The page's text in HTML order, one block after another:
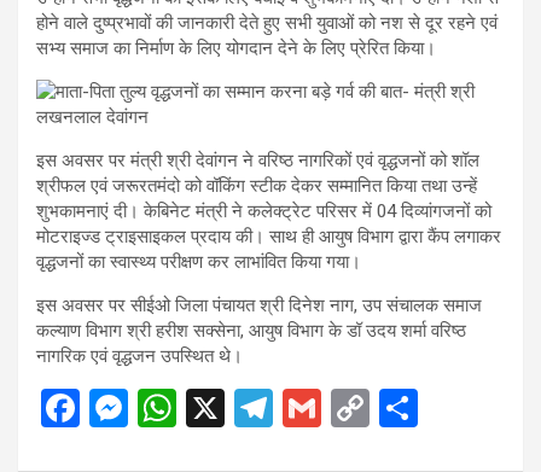
होने वाले दुष्प्रभावों की जानकारी देते हुए सभी युवाओं को नश से दूर रहने एवं
सभ्य समाज का निर्माण के लिए योगदान देने के लिए प्रेरित किया।
इस अवसर पर मंत्री श्री देवांगन ने वरिष्ठ नागरिकों एवं वृद्धजनों को शॉल
श्रीफल एवं जरूरतमंदो को वॉकिंग स्टीक देकर सम्मानित किया तथा उन्हें
शुभकामनाएं दी। केबिनेट मंत्री ने कलेक्ट्रेट परिसर में 04 दिव्यांगजनों को
मोटराइज्ड ट्राइसाइकल प्रदाय की। साथ ही आयुष विभाग द्वारा कैंप लगाकर
वृद्धजनों का स्वास्थ्य परीक्षण कर लाभांवित किया गया।
इस अवसर पर सीईओ जिला पंचायत श्री दिनेश नाग, उप संचालक समाज
कल्याण विभाग श्री हरीश सक्सेना, आयुष विभाग के डॉ उदय शर्मा वरिष्ठ
नागरिक एवं वृद्धजन उपस्थित थे।
F
M W X
T
G
C